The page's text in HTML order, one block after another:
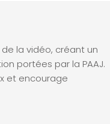
la vidéo, créant un
portées par la PAAJ.
et encourage